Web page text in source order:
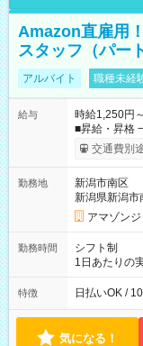
Amazon直雇用
スタッフ（パー
アルバイト 職種未経
給与
時給1,250円
■昇給・昇格
まで昇給の機会があります
月25日支払
☆Amazon直雇用で安
あり 試用期
です。
交通費別
勤務地
新潟市南区
新潟県新潟市
アマゾン
勤務時間
シフト制
1日あたりの
12時～21時
特徴 日払いOK /
気になる！